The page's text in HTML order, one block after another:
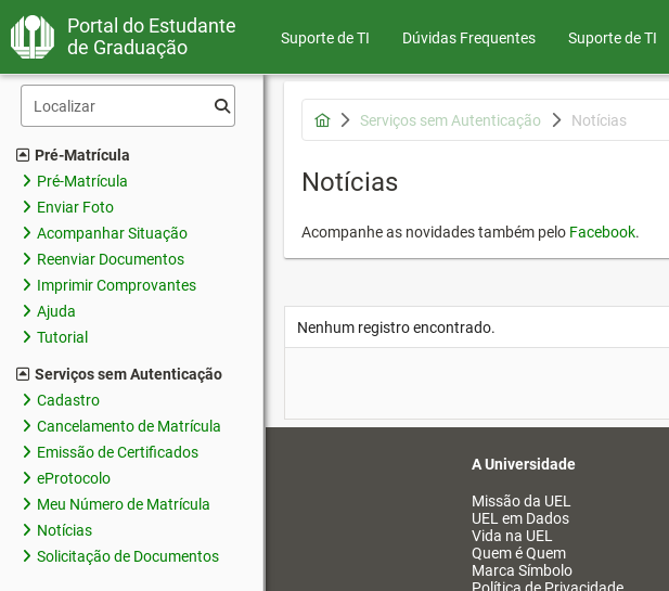
Portal do Estudante
de Graduação
Suporte de TI Dúvidas Frequentes Suporte de TI
Pré-Matrícula
Pré-Matrícula
Enviar Foto
Acompanhar Situação
Reenviar Documentos
Imprimir Comprovantes
Ajuda
Tutorial
Serviços sem Autenticação
Cadastro
Cancelamento de Matrícula
Emissão de Certificados
eProtocolo
Meu Número de Matrícula
Notícias
Solicitação de Documentos
Serviços sem Autenticação Notícias
Notícias
Acompanhe as novidades também pelo Facebook.
Nenhum registro encontrado.
A Universidade
Missão da UEL
UEL em Dados
Vida na UEL
Quem é Quem
Marca Símbolo